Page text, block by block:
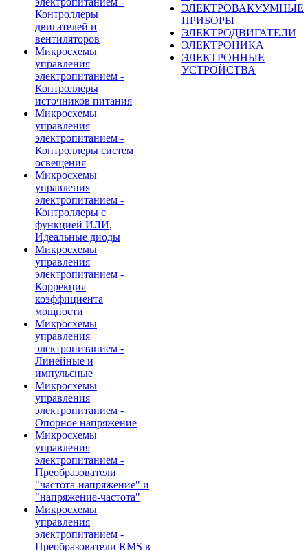
Контроллеры
двигателей и
вентиляторов
Микросхемы
управления
электропитанием -
Контроллеры
источников питания
Микросхемы
управления
электропитанием -
Контроллеры систем
освещения
Микросхемы
управления
электропитанием -
Контроллеры с
функцией ИЛИ,
Идеальные диоды
Микросхемы
управления
электропитанием -
Коррекция
коэффициента
мощности
Микросхемы
управления
электропитанием -
Линейные и
импульсные
Микросхемы
управления
электропитанием -
Опорное напряжение
Микросхемы
управления
электропитанием -
Преобразователи
"частота-напряжение" и
"напряжение-частота"
Микросхемы
управления
электропитанием -
Преобразователи RMS в
ЭЛЕКТРОВАКУУМНЫЕ
ПРИБОРЫ
ЭЛЕКТРОДВИГАТЕЛИ
ЭЛЕКТРОНИКА
ЭЛЕКТРОННЫЕ
УСТРОЙСТВА